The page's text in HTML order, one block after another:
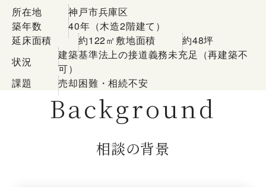
所在地
神戸市兵庫区
築年数
40年（木造2階建て）
延床面積
約122㎡敷地面積
約48坪
状況
建築基準法上の接道義務未充足（再建築不
可）
課題
売却困難・相続不安
Background
相談の背景